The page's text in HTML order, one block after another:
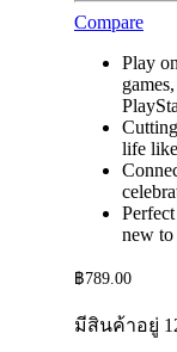
Compare
Play
life
new to
฿789.00
มีสินค้าอยู่